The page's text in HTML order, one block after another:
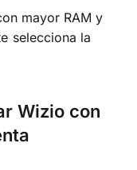
mayor RAM y
selecciona la
Wizio con